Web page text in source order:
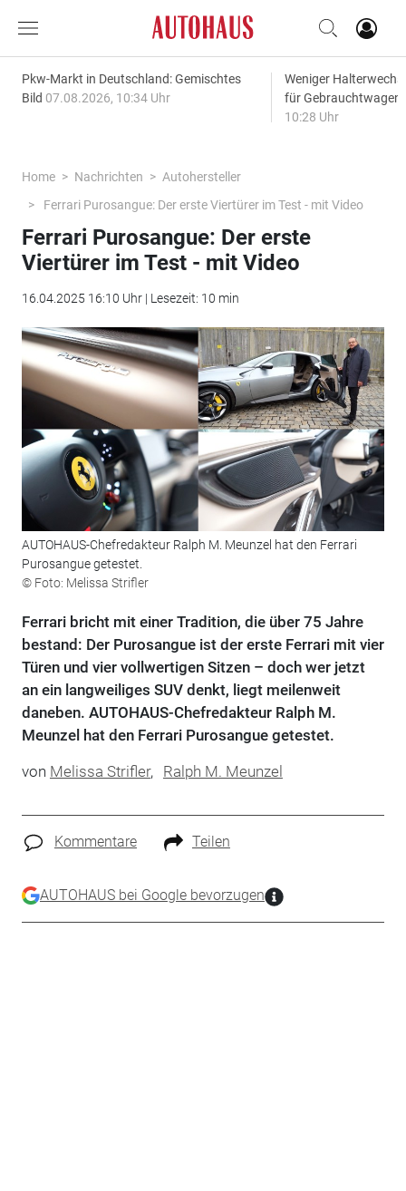
Pkw-Markt in Deutschland: Gemischtes
Bild 07.08.2026, 10:34 Uhr
Weniger
für
10:28 Uhr
Home Nachrichten
Autohersteller
Ferrari Purosangue: Der erste Viertürer im Test - mit Video
Ferrari Purosangue: Der erste
Viertürer im Test - mit Video
16.04.2025 16:10 Uhr | Lesezeit: 10 min
AUTOHAUS-Chefredakteur Ralph M. Meunzel hat den Ferrari
Purosangue getestet.
© Foto: Melissa Strifler
Ferrari bricht mit einer Tradition, die über 75 Jahre
bestand: Der Purosangue ist der erste Ferrari mit vier
Türen und vier vollwertigen Sitzen – doch wer jetzt
an ein langweiliges SUV denkt, liegt meilenweit
daneben. AUTOHAUS-Chefredakteur Ralph M.
Meunzel hat den Ferrari Purosangue getestet.
von Melissa Strifler, Ralph M. Meunzel
Kommentare Teilen
AUTOHAUS bei Google bevorzugen